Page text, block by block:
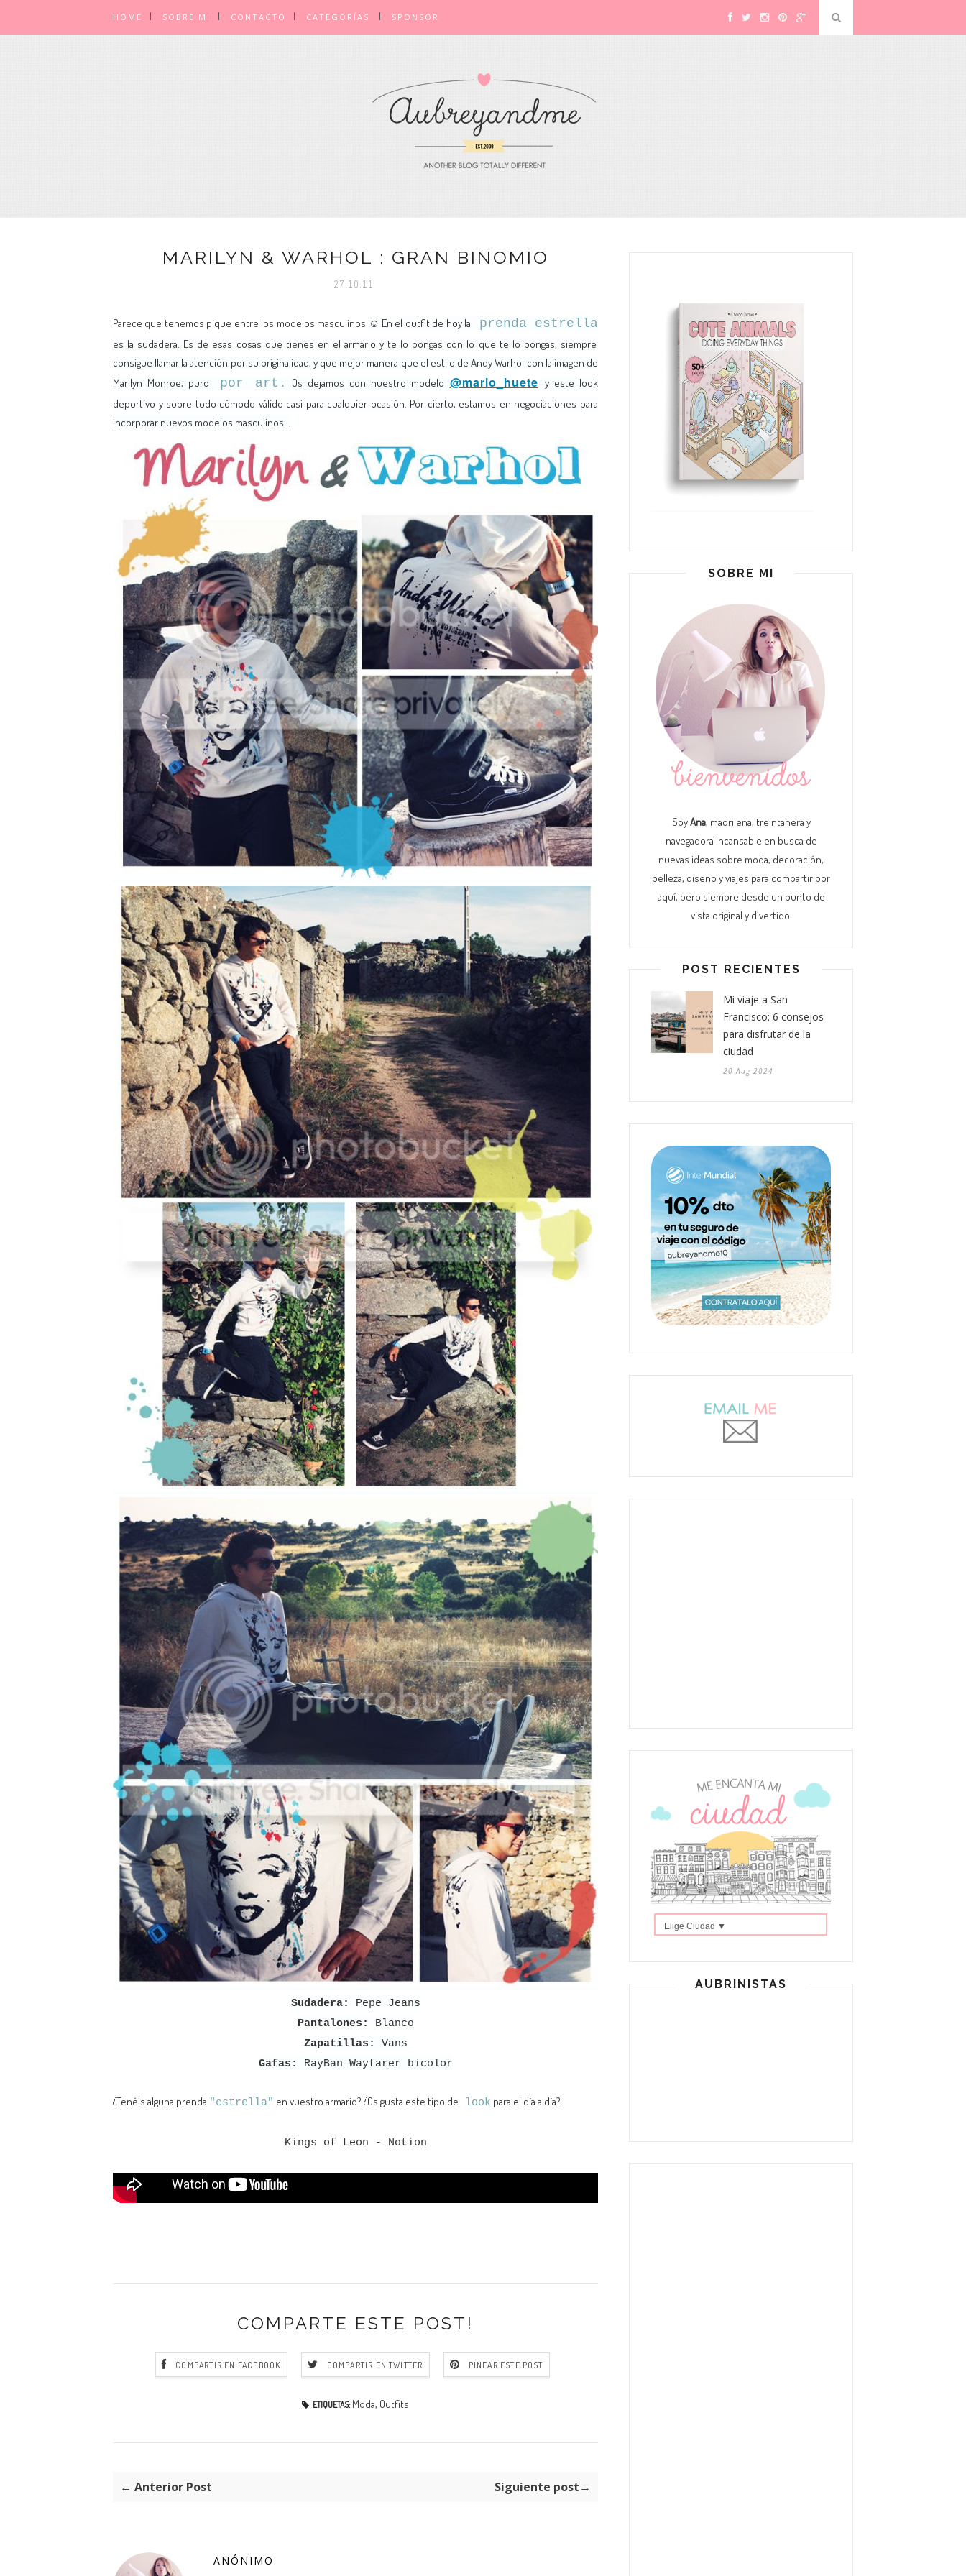
HOME SOBRE MI CONTACTO CATEGORÍAS SPONSOR
MARILYN & WARHOL : GRAN BINOMIO
27.10.11
Parece que tenemos pique entre los modelos masculinos ☺ En el outfit de hoy la prenda estrella
es la sudadera. Es de esas cosas que tienes en el armario y te lo pongas con lo que te lo pongas, siempre
consigue llamar la atención por su originalidad, y que mejor manera que el estilo de Andy Warhol con la imagen de
Marilyn Monroe, puro por art. Os dejamos con nuestro modelo @mario_huete y este look
deportivo y sobre todo cómodo válido casi para cualquier ocasión. Por cierto, estamos en negociaciones para
incorporar nuevos modelos masculinos...
Sudadera:
Pepe Jeans
Pantalones:
Blanco
Zapatillas:
Vans
Gafas:
RayBan Wayfarer bicolor
¿Tenéis alguna prenda "estrella" en vuestro armario? ¿Os gusta este tipo de look para el día a día?
Kings of Leon - Notion
COMPARTE ESTE POST!
COMPARTIR EN FACEBOOK COMPARTIR EN TWITTER PINEAR ESTE POST
ETIQUETAS: Moda, Outfits
← Anterior Post Siguiente post→
ANÓNIMO
SOBRE MI
SoyAna, madrileña, treintañera y
navegadora incansable en busca de
nuevas ideas sobre moda, decoración,
belleza, diseño y viajes para compartir por
aquí, pero siempre desde un punto de
vista original y divertido.
POST RECIENTES
Mi viaje a San
Francisco: 6 consejos
para disfrutar de la
ciudad
20 Aug 2024
Elige Ciudad ▼
AUBRINISTAS